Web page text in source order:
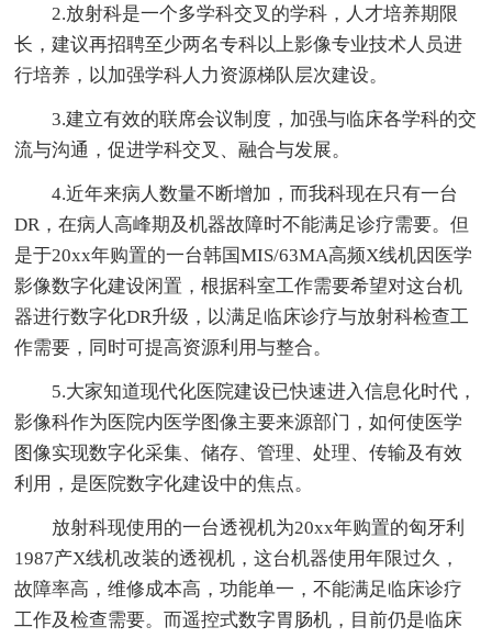
2.放射科是一个多学科交叉的学科，人才培养期限
长，建议再招聘至少两名专科以上影像专业技术人员进
行培养，以加强学科人力资源梯队层次建设。
3.建立有效的联席会议制度，加强与临床各学科的交
流与沟通，促进学科交叉、融合与发展。
4.近年来病人数量不断增加，而我科现在只有一台
DR，在病人高峰期及机器故障时不能满足诊疗需要。但
是于20xx年购置的一台韩国MIS/63MA高频X线机因医学
影像数字化建设闲置，根据科室工作需要希望对这台机
器进行数字化DR升级，以满足临床诊疗与放射科检查工
作需要，同时可提高资源利用与整合。
5.大家知道现代化医院建设已快速进入信息化时代，
影像科作为医院内医学图像主要来源部门，如何使医学
图像实现数字化采集、储存、管理、处理、传输及有效
利用，是医院数字化建设中的焦点。
放射科现使用的一台透视机为20xx年购置的匈牙利
1987产X线机改装的透视机，这台机器使用年限过久，
故障率高，维修成本高，功能单一，不能满足临床诊疗
工作及检查需要。而遥控式数字胃肠机，目前仍是临床